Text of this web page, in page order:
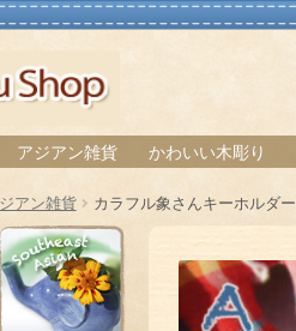
アジアン雑貨 かわいい木彫り
アン雑貨 カラフル象さんキーホルダー
卓上カレンダー